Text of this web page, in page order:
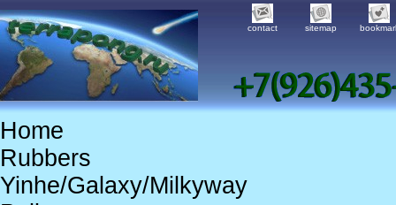
contact sitemap
Home
Rubbers
Yinhe/Galaxy/Milkyway